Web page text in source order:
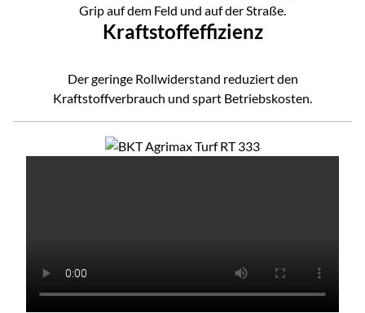
Grip auf dem Feld und auf der Straße.
Kraftstoffeffizienz
Der geringe Rollwiderstand reduziert den
Kraftstoffverbrauch und spart Betriebskosten.